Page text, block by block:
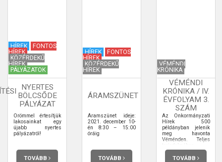
HÍREK
FONTOS
HÍREK
KÖZÉRDEKŰ
HÍREK
PÁLYÁZATOK
NYERTES
BÖLCSŐDE
PÁLYÁZAT
Örömmel értesítjük
lakosainkat egy
újabb nyertes
pályázatról!
TOVÁBB
HÍREK
FONTOS
HÍREK
KÖZÉRDEKŰ
HÍREK
ÁRAMSZÜNET
Áramszünet ideje:
2021. december 10-
én 8:30 – 15:00
óráig
TOVÁBB
VÉMÉNDI
KRÓNIKA
VÉMÉNDI
KRÓNIKA / IV.
ÉVFOLYAM 3.
SZÁM
Az Önkormányzati
Hírek 500
példányban jelenik
meg havonta
Véménden. Teljes
terjedelmében
elolvashatja.
TOVÁBB